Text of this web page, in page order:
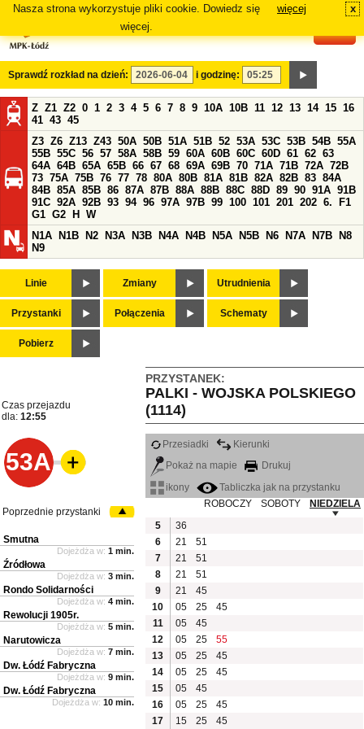
Nasza strona wykorzystuje pliki cookie. Dowiedz się
więcej.
więcej x
Sprawdź rozkład na dzień: i godzinę:
Z Z1 Z2 0 1 2 3 4 5 6 7 8 9 10A 10B 11 12 13 14 15 16
41 43 45
Z3 Z6 Z13 Z43 50A 50B 51A 51B 52 53A 53C 53B 54B 55A
55B 55C 56 57 58A 58B 59 60A 60B 60C 60D 61 62 63
64A 64B 65A 65B 66 67 68 69A 69B 70 71A 71B 72A 72B
73 75A 75B 76 77 78 80A 80B 81A 81B 82A 82B 83 84A
84B 85A 85B 86 87A 87B 88A 88B 88C 88D 89 90 91A 91B
91C 92A 92B 93 94 96 97A 97B 99 100 101 201 202 6.
F1
G1 G2 H
W
N1A
N1B N2 N3A N3B N4A N4B N5A N5B N6 N7A N7B
N8
N9
Linie Zmiany Utrudnienia
Przystanki Połączenia Schematy
Pobierz
PRZYSTANEK:
PALKI - WOJSKA POLSKIEGO
(1114)
Czas przejazdu
dla: 12:55
53A
Przesiadki
Kierunki
Pokaż na mapie
Drukuj
ikony
Tabliczka jak na przystanku
ROBOCZY
SOBOTY
NIEDZIELA
5
36
6
21
51
7
21
51
8
21
51
9
21
45
10
05 25
45
11
05
45
12
05 25
55
13
05 25
45
14
05 25
45
15
05
45
16
05 25
45
17
15 25 45
Poprzednie przystanki
Smutna
Dojeżdża w: 1 min.
Źródłowa
Dojeżdża w: 3 min.
Rondo Solidarności
Dojeżdża w: 4 min.
Rewolucji 1905r.
Dojeżdża w: 5 min.
Narutowicza
Dojeżdża w: 7 min.
Dw. Łódź Fabryczna
Dojeżdża w: 9 min.
Dw. Łódź Fabryczna
Dojeżdża w: 10 min.